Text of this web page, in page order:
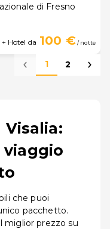
di Fresno
+ Hotel da 100 €/ notte
1 2
Visalia:
che puoi
pacchetto.
miglior prezzo su